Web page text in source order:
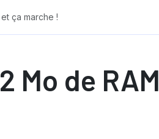
ça marche !
Mo de RAM